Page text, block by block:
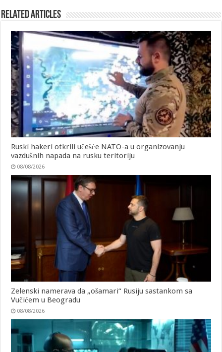
Related Articles
Ruski hakeri otkrili učešće NATO-a u organizovanju
vazdušnih napada na rusku teritoriju
08/08/2026
Zelenski namerava da „ošamari“ Rusiju sastankom sa
Vučićem u Beogradu
08/08/2026